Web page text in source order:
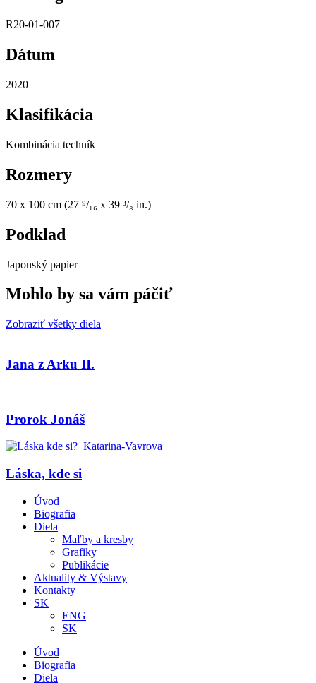
R20-01-007
Dátum
2020
Klasifikácia
Kombinácia techník
Rozmery
70 x 100 cm (27 ⁹/₁₆ x 39 ³/₈ in.)
Podklad
Japonský papier
Mohlo by sa vám páčiť
Zobraziť všetky diela
Jana z Arku II.
Prorok Jonáš
Láska, kde si
Úvod
Biografia
Diela
Maľby a kresby
Grafiky
Publikácie
Aktuality & Výstavy
Kontakty
SK
ENG
SK
Úvod
Biografia
Diela